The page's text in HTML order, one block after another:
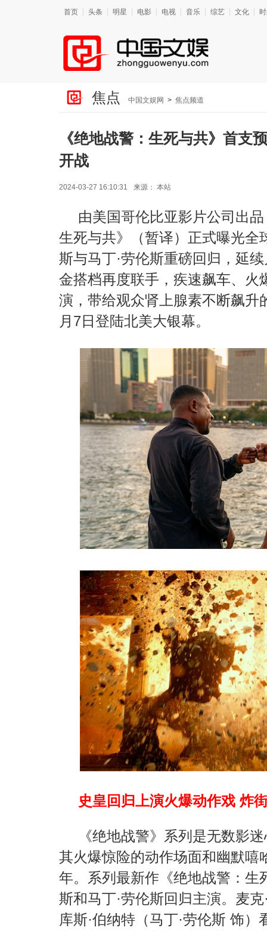
首页 头条 明星 电影 电视 音乐 综艺 文化
焦点 中国文娱网 > 焦点频道
《绝地战警：生死与共》首支
开战
2024-03-27 16:10:31 来源： 本站
由美国哥伦比亚影片公司出
生死与共》（暂译）正式曝光全
斯与马丁·劳伦斯重磅回归，延
金搭档再度联手，疾速飙车、火
演，带给观众肾上腺素不断飙升
月7日登陆北美大银幕。
史皇回归上演火爆动作戏 炸
《绝地战警》系列是无数影
其火爆惊险的动作场面和幽默嘻
年。系列最新作《绝地战警：生
斯和马丁·劳伦斯回归主演。麦
库斯·伯纳特（马丁·劳伦斯 饰